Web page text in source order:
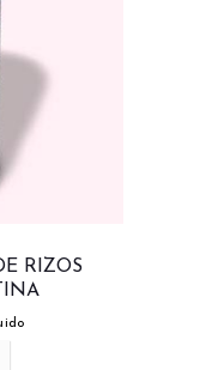
RIZOS